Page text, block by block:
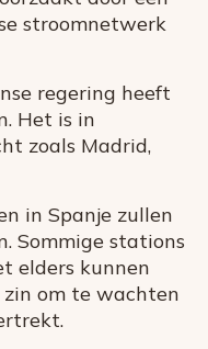
stroomnetwerk
regering heeft
Het is in
zoals Madrid,
in Spanje zullen
Sommige stations
elders kunnen
om te wachten